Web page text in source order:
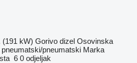
(191 kW) Gorivo dizel Osovinska
pneumatski/pneumatski Marka
6 0 odjeljak